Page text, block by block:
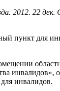
2012. 22 дек.
пункт для
инвалидов»,
инвалидов.